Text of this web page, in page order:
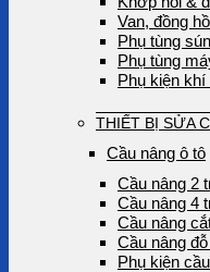
Van, đồng
Phụ tùng
Phụ tùng
Phụ kiện khí
THIẾT BỊ SỬA
Cầu nâng ô tô
Cầu nâng 2
Cầu nâng 4
Cầu nâng
Cầu nâng
Phụ kiện